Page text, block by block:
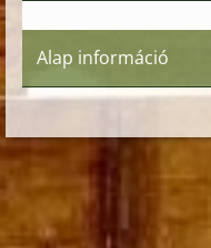
Alap információ